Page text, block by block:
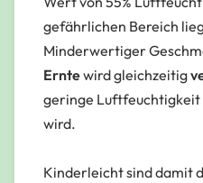
gefährlichen Bereich
Minderwertiger
Erntewird gleichzeitig
geringe
wird.
Kinderleicht sind damit